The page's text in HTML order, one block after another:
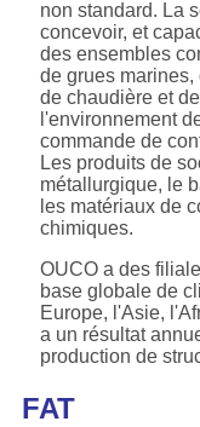
non standard. La
concevoir, et
des ensembles
de grues
de chaudière et
l'environnement
commande de
Les produits de
métallurgique, le
les matériaux de
chimiques.
OUCO a des
base globale de
Europe, l'Asie,
a un résultat
production de
FAT